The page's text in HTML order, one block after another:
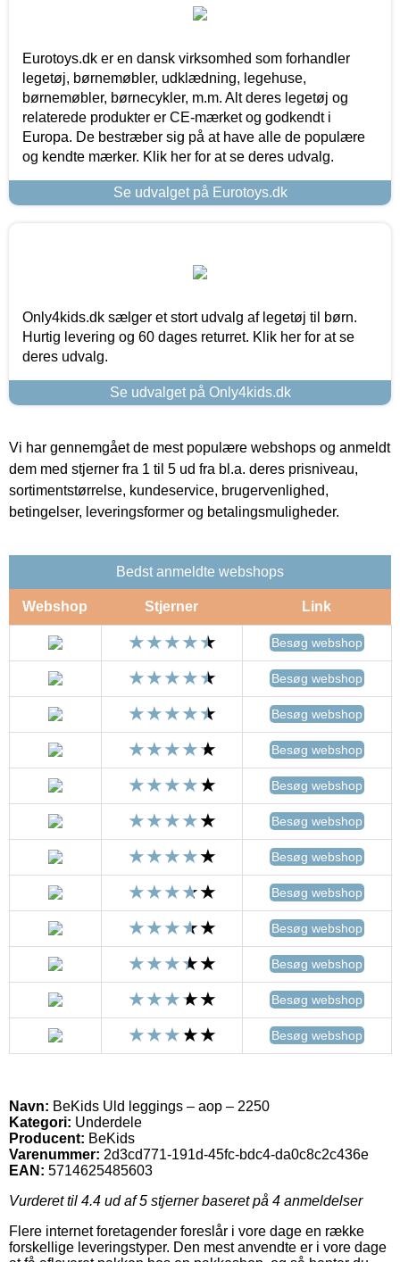
Eurotoys.dk er en dansk virksomhed som forhandler
legetøj, børnemøbler, udklædning, legehuse,
børnemøbler, børnecykler, m.m. Alt deres legetøj og
relaterede produkter er CE-mærket og godkendt i
Europa. De bestræber sig på at have alle de populære
og kendte mærker. Klik her for at se deres udvalg.
Se udvalget på Eurotoys.dk
Only4kids.dk sælger et stort udvalg af legetøj til børn.
Hurtig levering og 60 dages returret. Klik her for at se
deres udvalg.
Se udvalget på Only4kids.dk
Vi har gennemgået de mest populære webshops og anmeldt
dem med stjerner fra 1 til 5 ud fra bl.a. deres prisniveau,
sortimentstørrelse, kundeservice, brugervenlighed,
betingelser, leveringsformer og betalingsmuligheder.
Bedst anmeldte webshops
Webshop Stjerner Link
Besøg webshop
Besøg webshop
Besøg webshop
Besøg webshop
Besøg webshop
Besøg webshop
Besøg webshop
Besøg webshop
Besøg webshop
Besøg webshop
Besøg webshop
Besøg webshop
Navn: BeKids Uld leggings – aop – 2250
Kategori: Underdele
Producent: BeKids
Varenummer: 2d3cd771-191d-45fc-bdc4-da0c8c2c436e
EAN: 5714625485603
Vurderet til 4.4 ud af 5 stjerner baseret på 4 anmeldelser
Flere internet foretagender foreslår i vore dage en række
forskellige leveringstyper. Den mest anvendte er i vore dage